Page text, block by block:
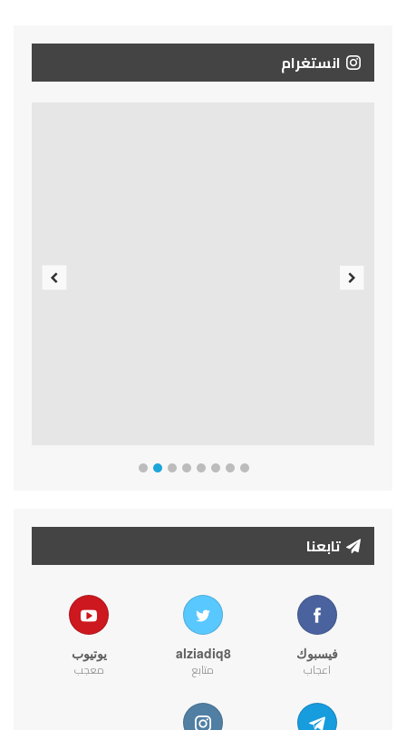
انستغرام
تابعنا
فيسبوك
اعجاب
alziadiq8
متابع
يوتيوب
معجب